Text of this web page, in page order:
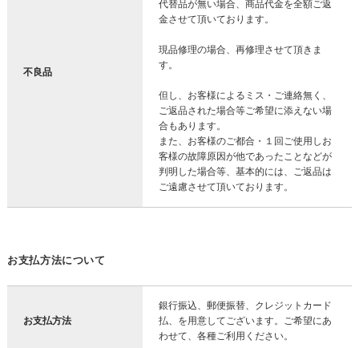
不良品
代替品が無い場合、商品代金を全額ご返
金させて頂いております。
現品修理の場合、再修理させて頂きま
す。
但し、お客様によるミス・ご連絡無く、
ご返品された場合等ご希望に添えない場
合もあります。
また、お客様のご都合・１回ご使用しお
客様の故障原因が他であったことなどが
判明した場合等、基本的には、ご返品は
ご遠慮させて頂いております。
お支払方法について
お支払方法
銀行振込、郵便振替、クレジットカード
払、を用意してございます。ご希望にあ
わせて、各種ご利用ください。